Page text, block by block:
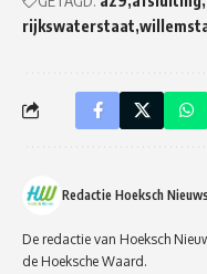
rijkswaterstaat
Redactie Hoeksch Nieuws
De redactie van Hoeksch
de Hoeksche Waard.